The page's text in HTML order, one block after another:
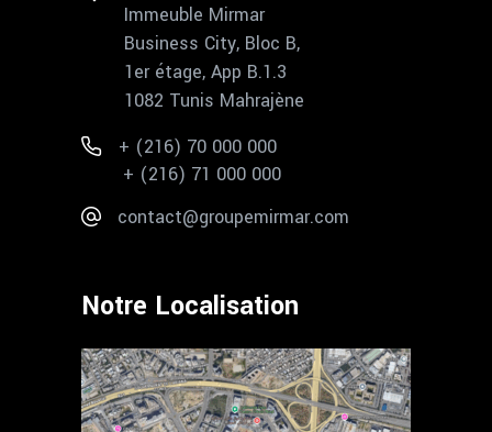
Immeuble Mirmar
Business City, Bloc B,
1er étage, App B.1.3
1082 Tunis Mahrajène
+ (216) 70 000 000
+ (216) 71 000 000
contact@groupemirmar.com
Notre Localisation